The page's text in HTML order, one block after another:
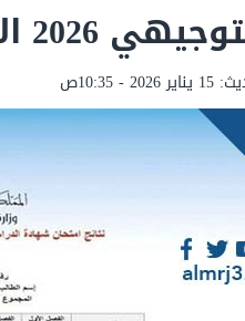
الاردن
15 يناير 2026 - 10:35ص